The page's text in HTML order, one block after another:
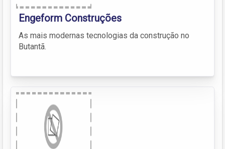
Engeform Construções
As mais modernas tecnologias da construção no
Butantã.